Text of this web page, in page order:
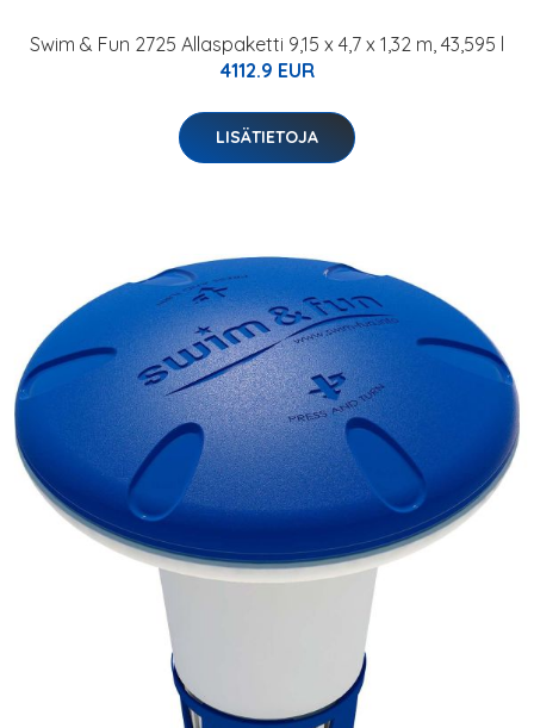
Swim & Fun 2725 Allaspaketti 9,15 x 4,7 x 1,32 m, 43,595 l
4112.9 EUR
LISÄTIETOJA